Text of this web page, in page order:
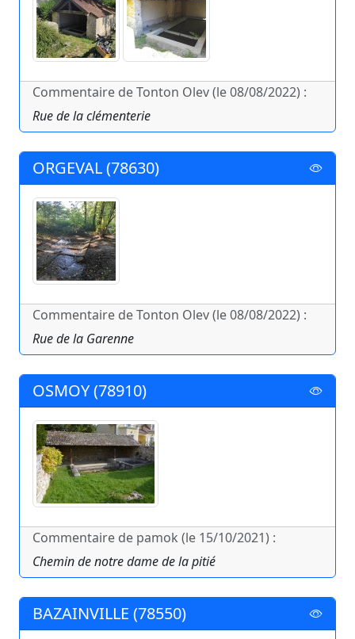
Commentaire de Tonton Olev (le 08/08/2022) :
Rue de la clémenterie
ORGEVAL (78630)
Commentaire de Tonton Olev (le 08/08/2022) :
Rue de la Garenne
OSMOY (78910)
Commentaire de pamok (le 15/10/2021) :
Chemin de notre dame de la pitié
BAZAINVILLE (78550)